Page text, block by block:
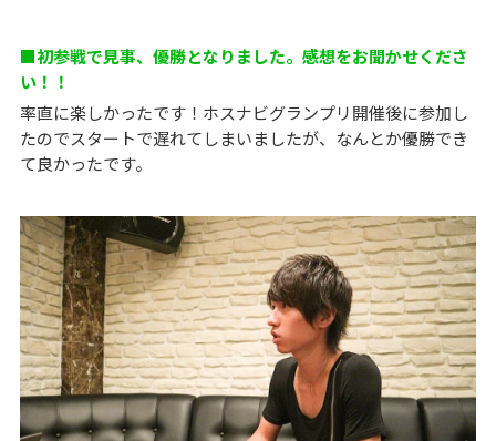
■初参戦で見事、優勝となりました。感想をお聞かせくださ
い！！
率直に楽しかったです！ホスナビグランプリ開催後に参加し
たのでスタートで遅れてしまいましたが、なんとか優勝でき
て良かったです。